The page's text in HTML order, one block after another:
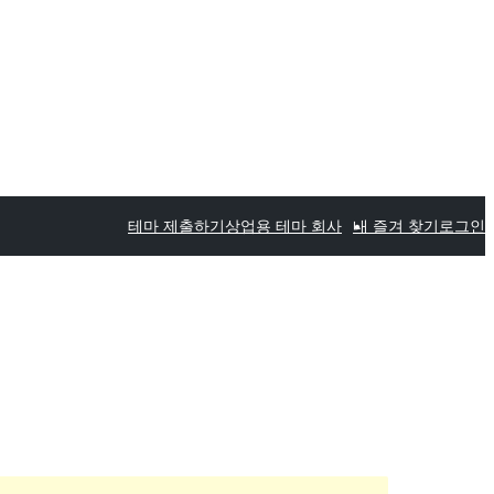
테마 제출하기상업용 테마 회사 내 즐겨 찾기 로그인